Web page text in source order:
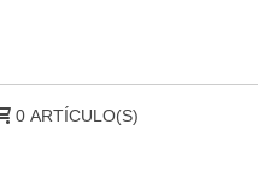
0 ARTÍCULO(S)